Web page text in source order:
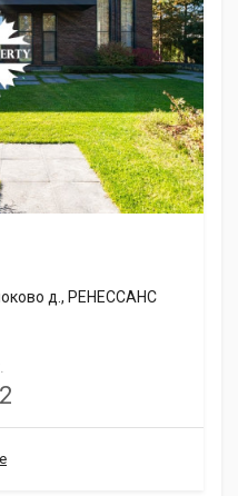
д., РЕНЕССАНС